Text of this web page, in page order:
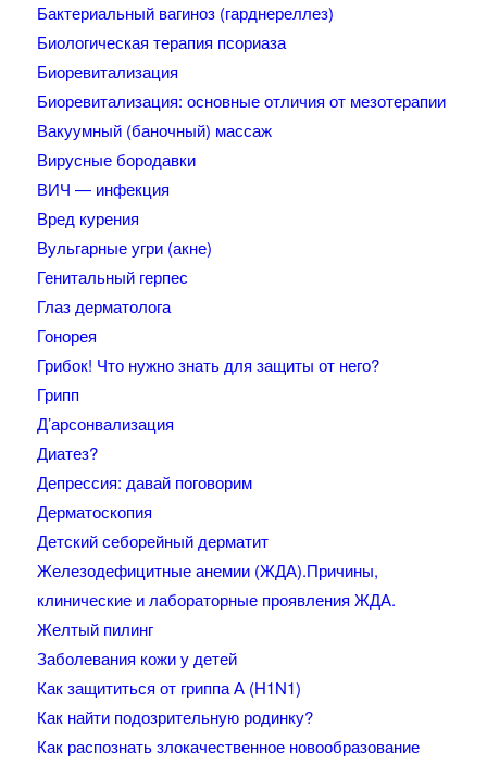
Бактериальный вагиноз (гарднереллез)
Биологическая терапия псориаза
Биоревитализация
Биоревитализация: основные отличия от мезотерапии
Вакуумный (баночный) массаж
Вирусные бородавки
ВИЧ — инфекция
Вред курения
Вульгарные угри (акне)
Генитальный герпес
Глаз дерматолога
Гонорея
Грибок! Что нужно знать для защиты от него?
Грипп
Д’арсонвализация
Диатез?
Депрессия: давай поговорим
Дерматоскопия
Детский себорейный дерматит
Железодефицитные анемии (ЖДА).Причины,
клинические и лабораторные проявления ЖДА.
Желтый пилинг
Заболевания кожи у детей
Как защититься от гриппа А (H1N1)
Как найти подозрительную родинку?
Как распознать злокачественное новообразование